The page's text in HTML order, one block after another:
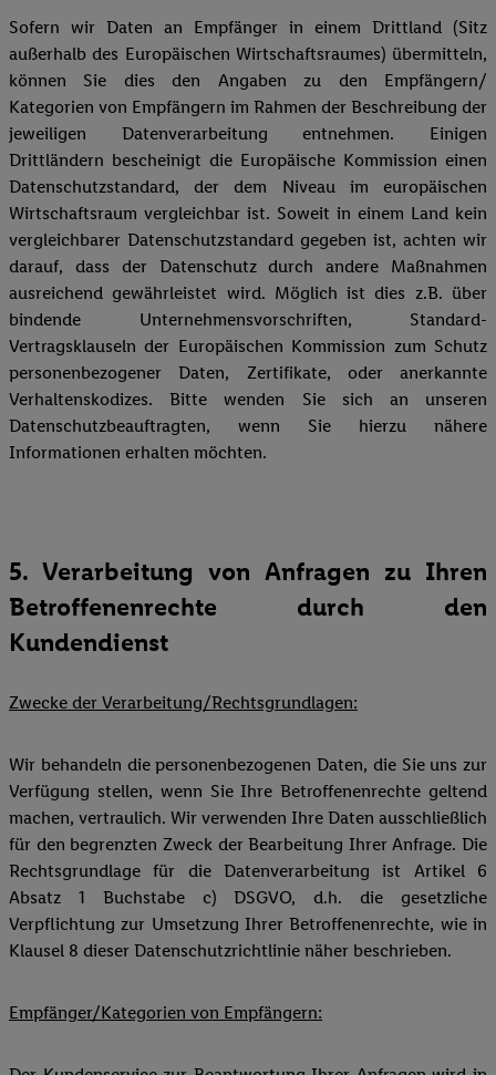
Sofern wir Daten an Empfänger in einem Drittland (Sitz
außerhalb des Europäischen Wirtschaftsraumes) übermitteln,
können Sie dies den Angaben zu den Empfängern/
Kategorien von Empfängern im Rahmen der Beschreibung der
jeweiligen Datenverarbeitung entnehmen. Einigen
Drittländern bescheinigt die Europäische Kommission einen
Datenschutzstandard, der dem Niveau im europäischen
Wirtschaftsraum vergleichbar ist. Soweit in einem Land kein
vergleichbarer Datenschutzstandard gegeben ist, achten wir
darauf, dass der Datenschutz durch andere Maßnahmen
ausreichend gewährleistet wird. Möglich ist dies z.B. über
bindende Unternehmensvorschriften, Standard-
Vertragsklauseln der Europäischen Kommission zum Schutz
personenbezogener Daten, Zertifikate, oder anerkannte
Verhaltenskodizes. Bitte wenden Sie sich an unseren
Datenschutzbeauftragten, wenn Sie hierzu nähere
Informationen erhalten möchten.
5. Verarbeitung von Anfragen zu Ihren
Betroffenenrechte durch den
Kundendienst
Zwecke der Verarbeitung/Rechtsgrundlagen:
Wir behandeln die personenbezogenen Daten, die Sie uns zur
Verfügung stellen, wenn Sie Ihre Betroffenenrechte geltend
machen, vertraulich. Wir verwenden Ihre Daten ausschließlich
für den begrenzten Zweck der Bearbeitung Ihrer Anfrage. Die
Rechtsgrundlage für die Datenverarbeitung ist Artikel 6
Absatz 1 Buchstabe c) DSGVO, d.h. die gesetzliche
Verpflichtung zur Umsetzung Ihrer Betroffenenrechte, wie in
Klausel 8 dieser Datenschutzrichtlinie näher beschrieben.
Empfänger/Kategorien von Empfängern: